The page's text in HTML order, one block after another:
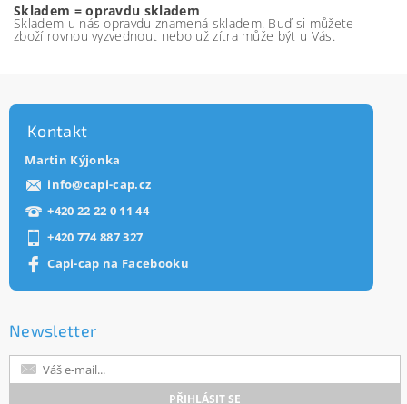
Skladem = opravdu skladem
Skladem u nás opravdu znamená skladem. Buď si můžete
zboží rovnou vyzvednout nebo už zítra může být u Vás.
Kontakt
Martin Kýjonka
info@capi-cap.cz
+420 22 22 0 11 44
+420 774 887 327
Capi-cap na Facebooku
Newsletter